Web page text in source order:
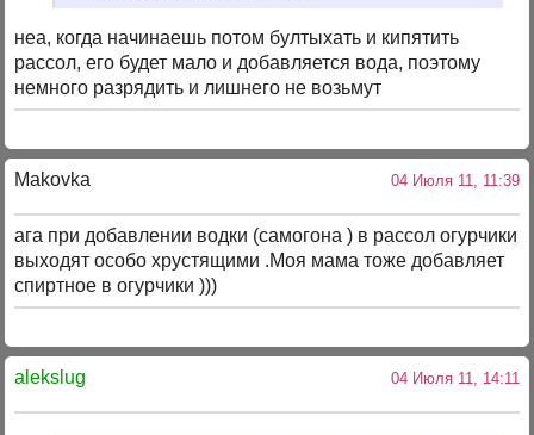
неа, когда начинаешь потом бултыхать и кипятить
рассол, его будет мало и добавляется вода, поэтому
немного разрядить и лишнего не возьмут
Makovka 04 Июля 11, 11:39
ага при добавлении водки (самогона ) в рассол огурчики
выходят особо хрустящими .Моя мама тоже добавляет
спиртное в огурчики )))
alekslug 04 Июля 11, 14:11